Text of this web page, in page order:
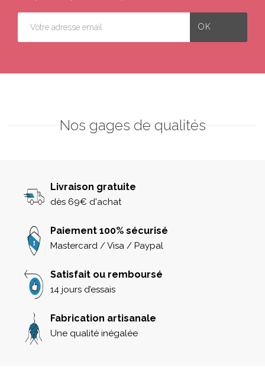
Nos gages de qualités
Livraison gratuite
dès 69€ d'achat
Paiement 100% sécurisé
Mastercard / Visa / Paypal
Satisfait ou remboursé
14 jours d’essais
Fabrication artisanale
Une qualité inégalée